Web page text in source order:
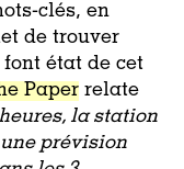
clés, en
de trouver
état de cet
Paper relate
la station
prévision